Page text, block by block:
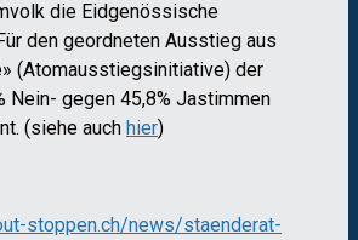
die Eidgenössische
den geordneten Ausstieg aus
(Atomausstiegsinitiative) der
Nein- gegen 45,8% Jastimmen
(siehe auch hier)
stoppen.ch/news/staenderat-